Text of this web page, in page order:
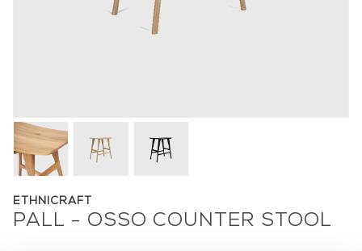
ETHNICRAFT
PALL - OSSO COUNTER STOOL